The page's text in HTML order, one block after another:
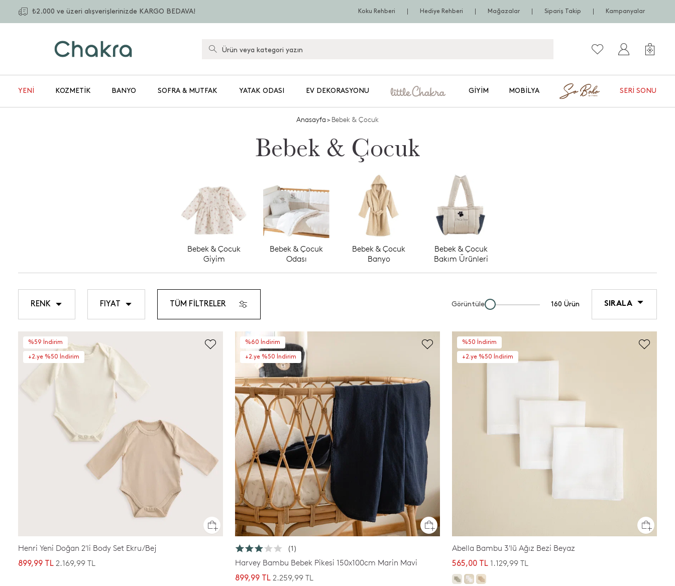
₺2.000 ve üzeri alışverişlerinizde KARGO BEDAVA! Koku Rehberi Hediye Rehberi Mağazalar Sipariş Takip Kampanyalar
YENİ KOZMETIK BANYO SOFRA & MUTFAK YATAK ODASI EV DEKORASYONU GIYIM MOBILYA SERI SONU
Anasayfa>Bebek & Çocuk
Bebek & Çocuk
Bebek & Çocuk
Giyim
Bebek & Çocuk
Odası
Bebek & Çocuk
Banyo
Bebek & Çocuk
Bakım Ürünleri
RENK FIYAT TÜM FİLTRELER Görüntüle 160 Ürün SIRALA
%59 İndirim
+2.ye %50 İndirim
Henri Yeni Doğan 2'li Body Set Ekru/Bej
899,99 TL 2.169,99 TL
%60 İndirim
+2.ye %50 İndirim
(1)
Harvey Bambu Bebek Pikesi 150x100cm Marin Mavi
899,99 TL 2.259,99 TL
%50 İndirim
+2.ye %50 İndirim
Abella Bambu 3'lü Ağız Bezi Beyaz
565,00 TL 1.129,99 TL